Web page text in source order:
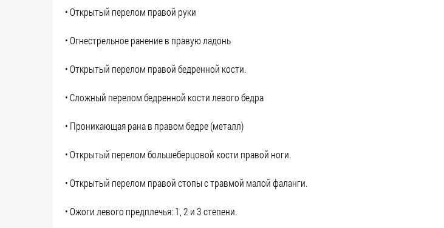
• Открытый перелом правой руки
• Огнестрельное ранение в правую ладонь
• Открытый перелом правой бедренной кости.
• Сложный перелом бедренной кости левого бедра
• Проникающая рана в правом бедре (металл)
• Открытый перелом большеберцовой кости правой ноги.
• Открытый перелом правой стопы с травмой малой фаланги.
• Ожоги левого предплечья: 1, 2 и 3 степени.